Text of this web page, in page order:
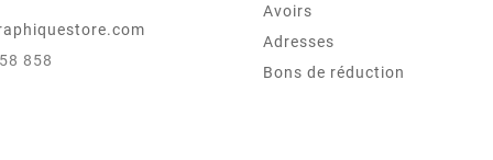
858
Avoirs
Adresses
Bons de réduction